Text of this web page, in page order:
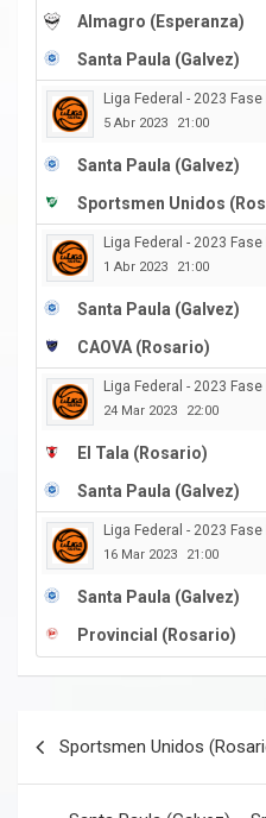
Almagro (Esperanza)
Santa Paula (Galvez)
Liga Federal - 2023
5 Abr 2023 21:00
Santa Paula (Galvez)
Sportsmen Unidos
Liga Federal - 2023
1 Abr 2023 21:00
Santa Paula (Galvez)
CAOVA (Rosario)
Liga Federal - 2023
24 Mar 2023 22:00
El Tala (Rosario)
Santa Paula (Galvez)
Liga Federal - 2023
16 Mar 2023 21:00
Santa Paula (Galvez)
Provincial (Rosario)
entradas
Sportsmen Unidos